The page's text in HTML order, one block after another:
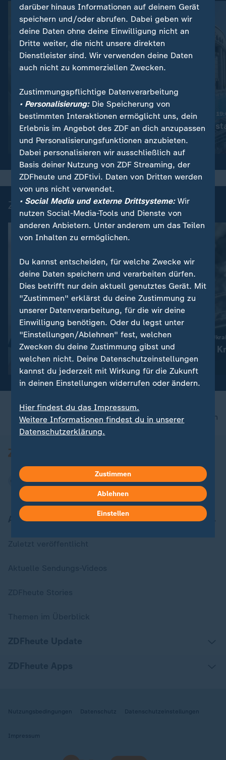
Nachrichten | heute 19:00 Uhr
Trotz Krieg:
Leihmutterschaft in der
Ukraine
Video1:38
Nachrichten | heute
Schwimmbad
Video1:49
Zuletzt auf ZDFheute veröffentlicht
Bilderserie
Topnews vom Transfermarkt:
Asllani-Wechsel nach Leipzig
geplatzt
Liveblog
Russland greift die
Aktuelles zum
Ukraine
nach oben
Aktuell bei ZDFheute
Nutzungsbedingungen Datenschutz Datenschutzeinstellungen
Impressum
darüber hinaus Informationen auf deinem Gerät
speichern und/oder abrufen. Dabei geben wir
deine Daten ohne deine Einwilligung nicht an
Dritte weiter, die nicht unsere direkten
Dienstleister sind. Wir verwenden deine Daten
auch nicht zu kommerziellen Zwecken.
Zustimmungspflichtige Datenverarbeitung
• Personalisierung:Die Speicherung von
bestimmten Interaktionen ermöglicht uns, dein
Erlebnis im Angebot des ZDF an dich anzupassen
und Personalisierungsfunktionen anzubieten.
Dabei personalisieren wir ausschließlich auf
Basis deiner Nutzung von ZDF Streaming, der
ZDFheute und ZDFtivi. Daten von Dritten werden
von uns nicht verwendet.
• Social Media und externe Drittsysteme:Wir
nutzen Social-Media-Tools und Dienste von
anderen Anbietern. Unter anderem um das Teilen
von Inhalten zu ermöglichen.
Du kannst entscheiden, für welche Zwecke wir
deine Daten speichern und verarbeiten dürfen.
Dies betrifft nur dein aktuell genutztes Gerät. Mit
"Zustimmen" erklärst du deine Zustimmung zu
unserer Datenverarbeitung, für die wir deine
Einwilligung benötigen. Oder du legst unter
"Einstellungen/Ablehnen" fest, welchen
Zwecken du deine Zustimmung gibst und
welchen nicht. Deine Datenschutzeinstellungen
kannst du jederzeit mit Wirkung für die Zukunft
in deinen Einstellungen widerrufen oder ändern.
Hier findest du das Impressum.
Weitere Informationen findest du in unserer
Datenschutzerklärung.
Zustimmen
Ablehnen
Einstellen